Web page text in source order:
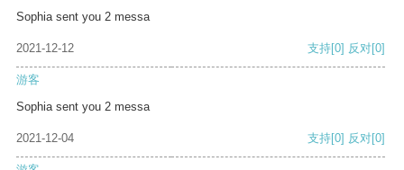
Sophia sent you 2 messa
2021-12-12 支持[0] 反对[0]
游客
Sophia sent you 2 messa
2021-12-04 支持[0] 反对[0]